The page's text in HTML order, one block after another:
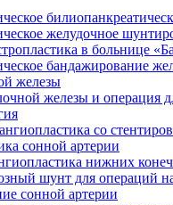
желудочное
в больнице
бандажирование
железы
железы и операция
со
сонной артерии
нижних
шунт для операций
сонной артерии